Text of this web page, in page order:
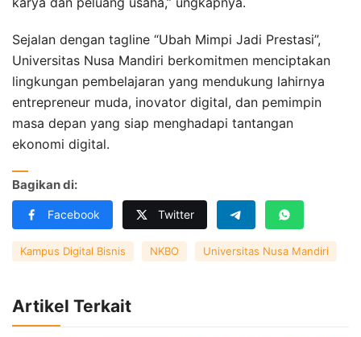
Sejalan dengan tagline “Ubah Mimpi Jadi Prestasi”,
Universitas Nusa Mandiri berkomitmen menciptakan
lingkungan pembelajaran yang mendukung lahirnya
entrepreneur muda, inovator digital, dan pemimpin
masa depan yang siap menghadapi tantangan
ekonomi digital.
Bagikan di:
Facebook Twitter
Kampus Digital Bisnis NKBO Universitas Nusa Mandiri
Artikel Terkait